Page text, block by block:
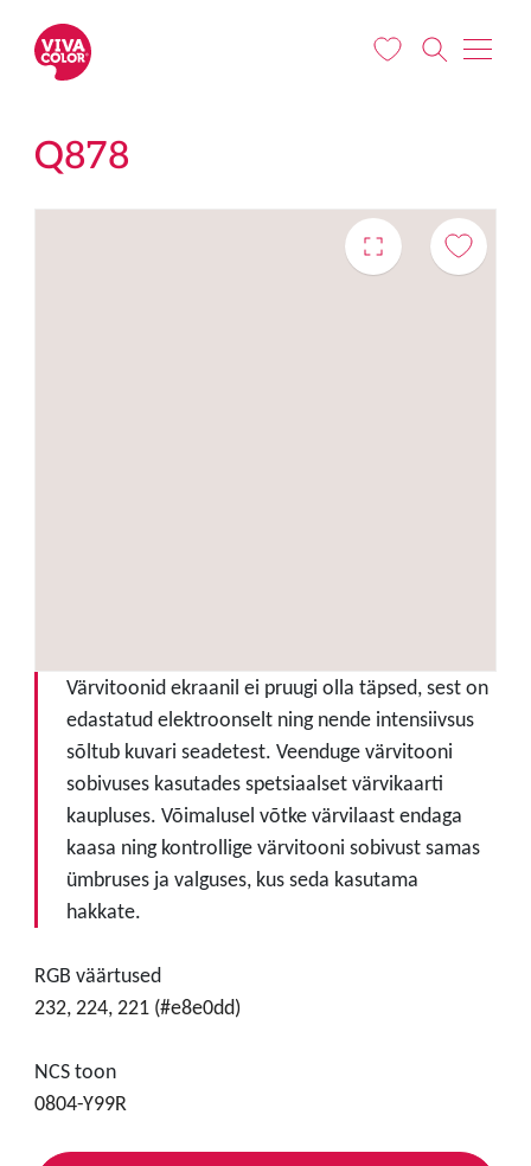
Q878
Värvitoonid ekraanil ei pruugi olla täpsed, sest on
edastatud elektroonselt ning nende intensiivsus
sõltub kuvari seadetest. Veenduge värvitooni
sobivuses kasutades spetsiaalset värvikaarti
kaupluses. Võimalusel võtke värvilaast endaga
kaasa ning kontrollige värvitooni sobivust samas
ümbruses ja valguses, kus seda kasutama
hakkate.
RGB väärtused
232, 224, 221 (#e8e0dd)
NCS toon
0804-Y99R